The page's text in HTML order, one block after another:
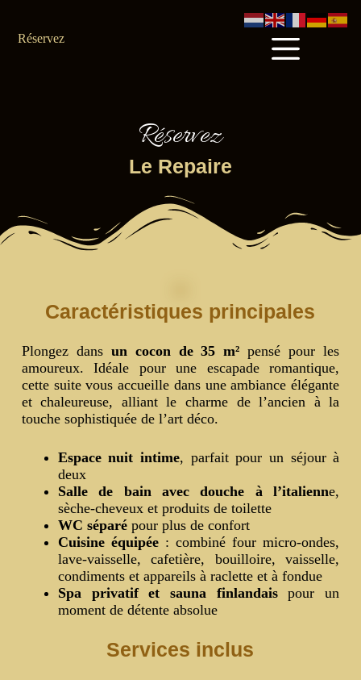
Réservez
Réservez
Le Repaire
Caractéristiques principales
Plongez dans un cocon de 35 m² pensé pour les
amoureux. Idéale pour une escapade romantique,
cette suite vous accueille dans une ambiance élégante
et chaleureuse, alliant le charme de l’ancien à la
touche sophistiquée de l’art déco.
Espace nuit intime, parfait pour un séjour à
deux
Salle de bain avec douche à l’italienne,
sèche-cheveux et produits de toilette
WC séparépour plus de confort
Cuisine équipée: combiné four micro-ondes,
lave-vaisselle, cafetière, bouilloire, vaisselle,
condiments et appareils à raclette et à fondue
Spa privatif et sauna finlandaispour un
moment de détente absolue
Services inclus